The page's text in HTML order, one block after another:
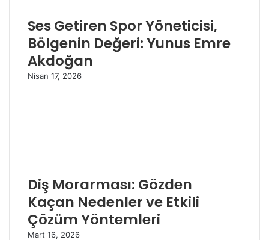
Ses Getiren Spor Yöneticisi,
Bölgenin Değeri: Yunus Emre
Akdoğan
Nisan 17, 2026
Diş Morarması: Gözden
Kaçan Nedenler ve Etkili
Çözüm Yöntemleri
Mart 16, 2026